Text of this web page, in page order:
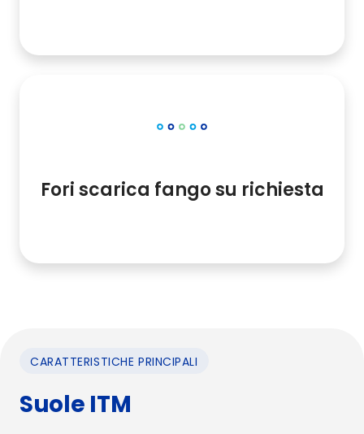
Fori scarica fango su richiesta
CARATTERISTICHE PRINCIPALI
Suole ITM